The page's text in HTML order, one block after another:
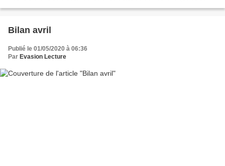
Bilan avril
Publié le 01/05/2020 à 06:36
Par Evasion Lecture